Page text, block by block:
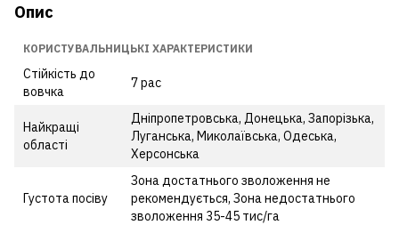
Опис
КОРИСТУВАЛЬНИЦЬКІ ХАРАКТЕРИСТИКИ
Стійкість до
вовчка
7 рас
Найкращі
області
Дніпропетровська, Донецька, Запорізька,
Луганська, Миколаївська, Одеська,
Херсонська
Густота посіву
Зона достатнього зволоження не
рекомендується, Зона недостатнього
зволоження 35-45 тис/га